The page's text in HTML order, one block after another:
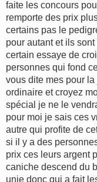
faite les concours
remporte des prix
certains pas le
pour autant et ils
certain essaye de
personnes qui fond
vous dite mes pour
ordinaire et croyez
spécial je ne le
pour moi je sais ces
autre qui profite de
si il y a des
prix ces leurs argent
caniche descend du
unie donc qui a fait